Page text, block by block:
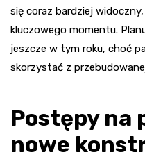
się coraz bardziej
kluczowego momentu.
jeszcze w tym roku, choć
skorzystać z
Postępy na
nowe